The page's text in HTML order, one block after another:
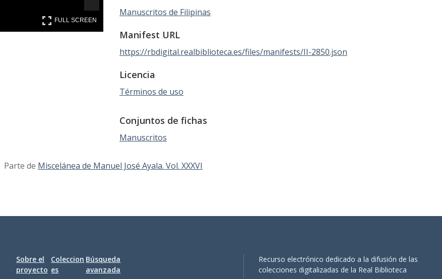
FULL SCREEN
FULL SCREENManuscritos de Filipinas
Manifest URL
https://rbdigital.realbiblioteca.es/files/manifests/II-2850.json
Licencia
Términos de uso
Conjuntos de fichas
Manuscritos
Parte de Miscelánea de Manuel José Ayala. Vol. XXXVI
Sobre el
proyecto
Coleccion
es
Búsqueda
avanzada
Recurso electrónico dedicado a la difusión de las
colecciones digitalizadas de la Real Biblioteca